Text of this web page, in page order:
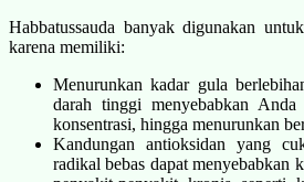
Habbatussauda banyak digunakan
karena memiliki:
Menurunkan kadar gula
darah tinggi menyebabkan
konsentrasi, hingga menurunkan
Kandungan antioksidan yang
radikal bebas dapat menyebabkan